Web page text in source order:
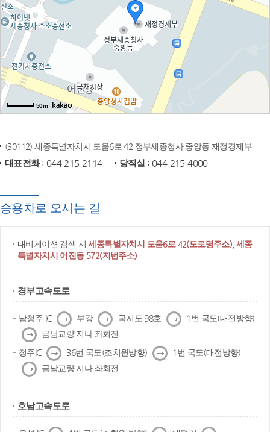
50m
(30112) 세종특별자치시 도움6로 42 정부세종청사 중앙동 재정경제부
대표전화: 044-215-2114 당직실 : 044-215-4000
승용차로 오시는 길
내비게이션 검색 시세종특별자치시 도움6로 42(도로명주소), 세종
특별자치시 어진동 572(지번주소)
경부고속도로
남청주 IC 다
음
부강 다
음
국지도 98호 다
음
1번 국도(대전방향)
다
음
금남교량 지나 좌회전
청주IC 다
음
36번 국도(조치원방향) 다
음
1번 국도(대전방향)
다
음
금남교량 지나 좌회전
호남고속도로